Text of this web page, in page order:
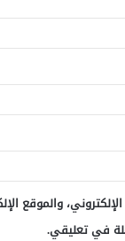
والموقع
في تعليقي.